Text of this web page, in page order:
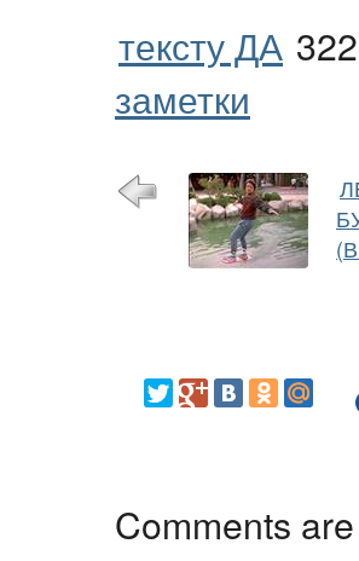
тексту ДА
заметки
Comments